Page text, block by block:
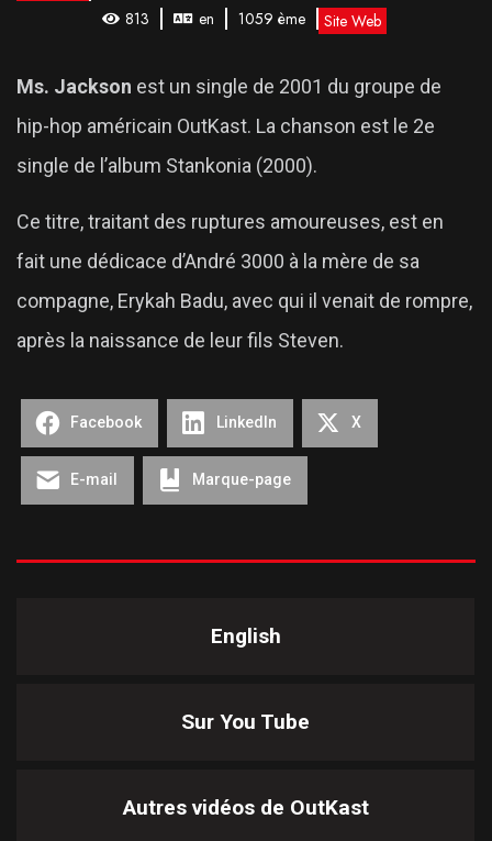
813
en 1059 ème Site Web
Ms. Jackson est un single de 2001 du groupe de
hip-hop américain OutKast. La chanson est le 2e
single de l’album Stankonia (2000).
Ce titre, traitant des ruptures amoureuses, est en
fait une dédicace d’André 3000 à la mère de sa
compagne, Erykah Badu, avec qui il venait de rompre,
après la naissance de leur fils Steven.
Facebook LinkedIn X
E-mail Marque-page
English
Sur You Tube
Autres vidéos de OutKast